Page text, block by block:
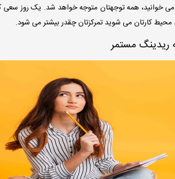
محیط کارتان می شوید تمرکزتان چقدر بیشتر می شود.
ریدینگ مستمر